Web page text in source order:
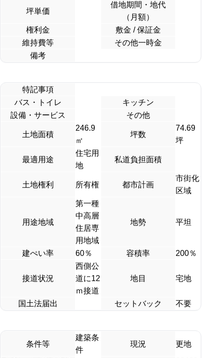
坪単価
借地期間・地代
（月額）
権利金
敷金 / 保証金
維持費等
その他一時金
備考
特記事項
バス・トイレ
キッチン
設備・サービス
その他
土地面積
246.9
㎡
坪数
74.69
坪
最適用途
住宅用
地
私道負担面積
土地権利 所有権 都市計画
市街化
区域
用途地域
第一種
中高層
住居専
用地域
地勢 平坦
建ぺい率 60％ 容積率 200％
接道状況
西側公
道に12
ｍ接道
地目 宅地
国土法届出 セットバック 不要
条件等
建築条
件
現況 更地